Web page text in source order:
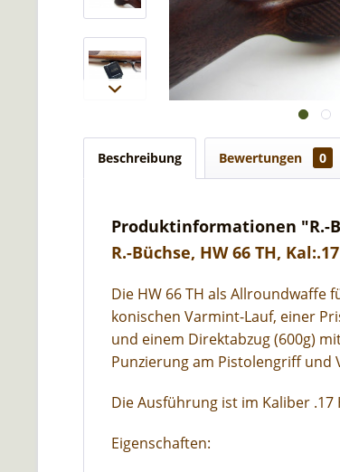
Beschreibung Bewertungen 0
Produktinformationen "R.-
R.-Büchse, HW 66 TH,
Die HW 66 TH als Allroundwaffe
konischen Varmint-Lauf, einer
und einem Direktabzug (600g)
Punzierung am Pistolengriff
Die Ausführung ist im Kaliber
Eigenschaften: